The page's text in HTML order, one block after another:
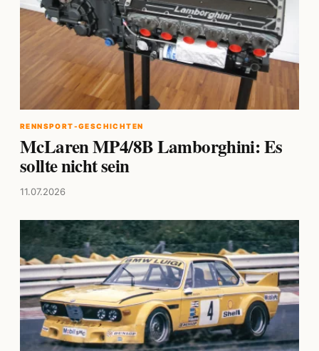
RENNSPORT-GESCHICHTEN
McLaren MP4/8B Lamborghini: Es
sollte nicht sein
11.07.2026